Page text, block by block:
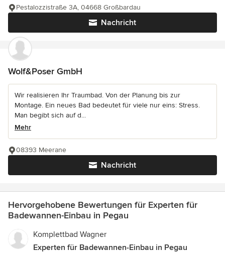
Nachricht
Pestalozzistraße 3A, 04668 Großbardau
Wolf&Poser GmbH
Wir realisieren Ihr Traumbad. Von der Planung bis zur
Montage. Ein neues Bad bedeutet für viele nur eins: Stress.
Man begibt sich auf d...
Mehr
Nachricht
08393 Meerane
Hervorgehobene Bewertungen für Experten für
Badewannen-Einbau in Pegau
Komplettbad Wagner
Experten für Badewannen-Einbau in Pegau